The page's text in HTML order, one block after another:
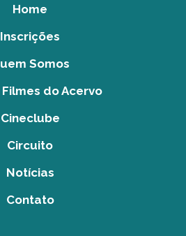
Home
Inscrições
Somos
do Acervo
Cineclube
Circuito
Notícias
Contato